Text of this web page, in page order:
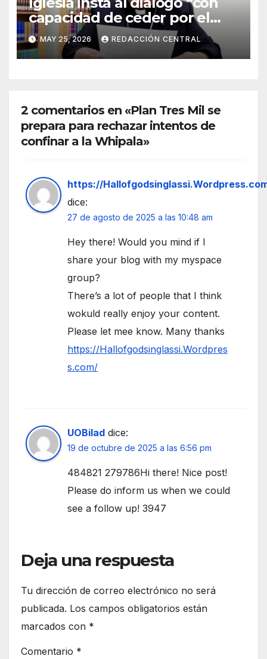
capacidad de ceder por el
bien del país” y reitera su
disposición de mediador
MAY 25, 2026 REDACCIÓN CENTRAL
2 comentarios en «Plan Tres Mil se
prepara para rechazar intentos de
confinar a la Whipala»
https://
dice:
27 de agosto de 2025 a las 10:48 am
Hey there! Would you mind if I
share your blog with my myspace
group?
There’s a lot of people that I think
wokuld really enjoy your content.
Please let mee know. Many thanks
https://Hallofgodsinglassi.Wordpres
s.com/
UOBilad dice:
19 de octubre de 2025 a las 6:56 pm
484821 279786Hi there! Nice post!
Please do inform us when we could
see a follow up! 3947
Deja una respuesta
Tu dirección de correo electrónico no será
publicada. Los campos obligatorios están
marcados con *
Comentario *